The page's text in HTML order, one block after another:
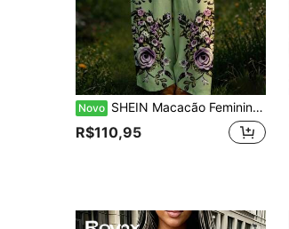
Novo SHEIN Macacão Feminino com Estampa Floral, Decote Halter, Amarração nas Costas, Costas Abertas, Sem Mangas, Verão
R$110,95